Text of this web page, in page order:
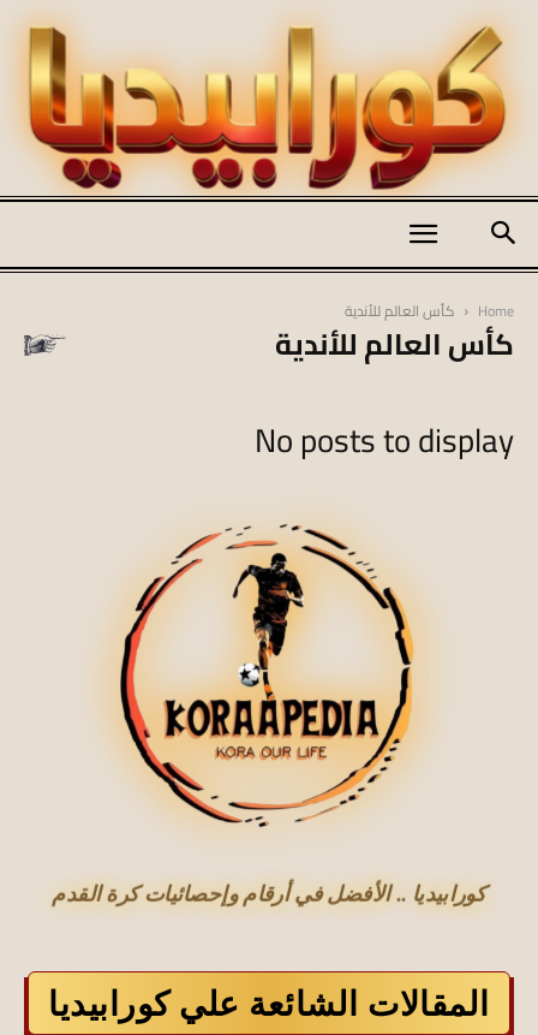
Home كأس العالم للأندية
كأس العالم للأندية
No posts to display
كورابيديا .. الأفضل في أرقام وإحصائيات كرة القدم
المقالات الشائعة علي كورابيديا